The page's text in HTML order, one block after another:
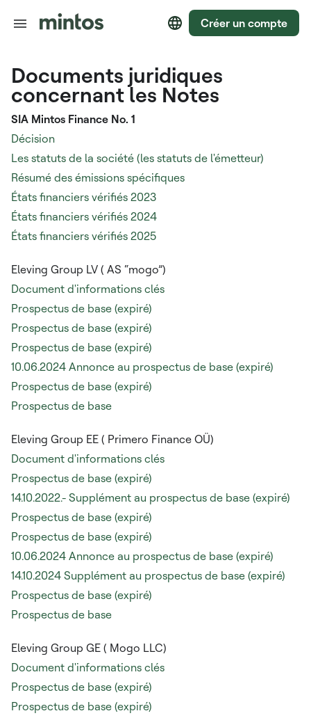
Créer un compte
Documents juridiques
concernant les Notes
SIA Mintos Finance No. 1
Décision
Les statuts de la société (les statuts de l'émetteur)
Résumé des émissions spécifiques
États financiers vérifiés 2023
États financiers vérifiés 2024
États financiers vérifiés 2025
Eleving Group LV ( AS “mogo”)
Document d'informations clés
Prospectus de base (expiré)
Prospectus de base (expiré)
Prospectus de base (expiré)
10.06.2024 Annonce au prospectus de base (expiré)
Prospectus de base (expiré)
Prospectus de base
Eleving Group EE ( Primero Finance OÜ)
Document d'informations clés
Prospectus de base (expiré)
14.10.2022.- Supplément au prospectus de base (expiré)
Prospectus de base (expiré)
Prospectus de base (expiré)
10.06.2024 Annonce au prospectus de base (expiré)
14.10.2024 Supplément au prospectus de base (expiré)
Prospectus de base (expiré)
Prospectus de base
Eleving Group GE ( Mogo LLC)
Document d'informations clés
Prospectus de base (expiré)
Prospectus de base (expiré)